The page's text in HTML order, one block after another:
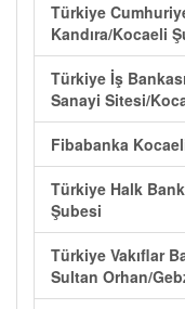
Türkiye
Kandıra/Kocaeli
Türkiye İş
Sanayi Sitesi/
Fibabanka
Türkiye Halk
Şubesi
Türkiye Vakıflar
Sultan Orhan/